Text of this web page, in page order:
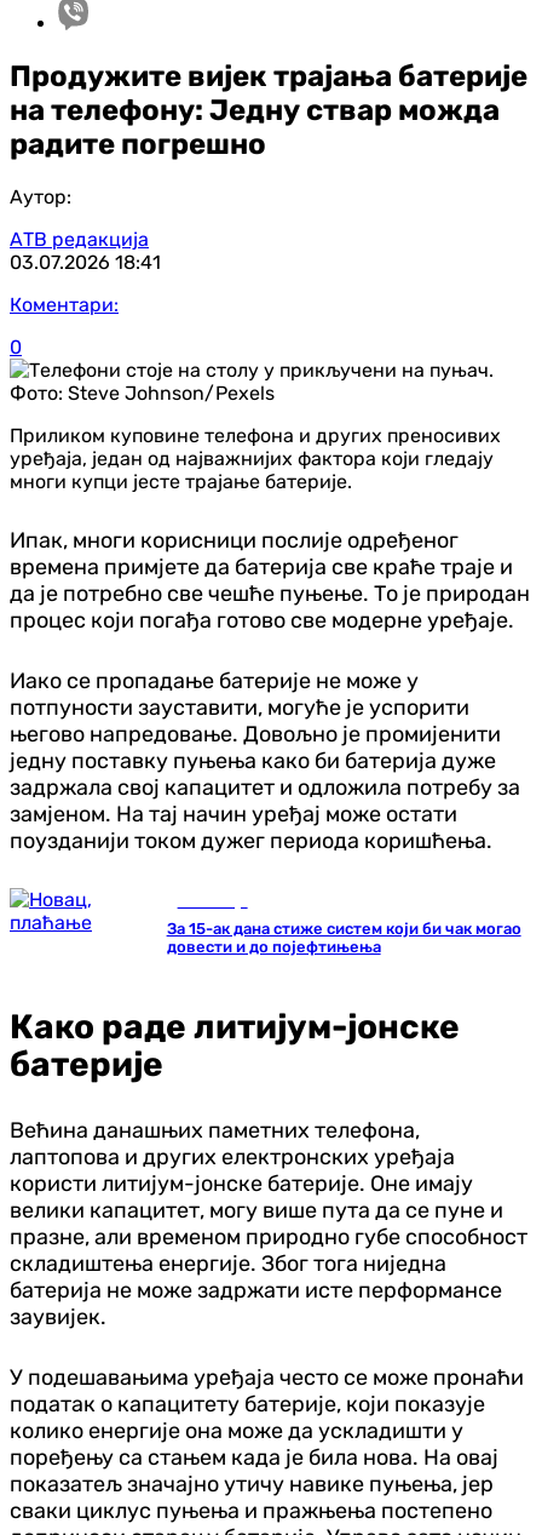
Продужите вијек трајања батерије
на телефону: Једну ствар можда
радите погрешно
Аутор:
АТВ редакција
03.07.2026 18:41
Коментари:
0
Фото: Steve Johnson/Pexels
Приликом куповине телефона и других преносивих
уређаја, један од најважнијих фактора који гледају
многи купци јесте трајање батерије.
Ипак, многи корисници послије одређеног
времена примјете да батерија све краће траје и
да је потребно све чешће пуњење. То је природан
процес који погађа готово све модерне уређаје.
Иако се пропадање батерије не може у
потпуности зауставити, могуће је успорити
његово напредовање. Довољно је промијенити
једну поставку пуњења како би батерија дуже
задржала свој капацитет и одложила потребу за
замјеном. На тај начин уређај може остати
поузданији током дужег периода коришћења.
За 15-ак дана стиже систем који би чак могао
довести и до појефтињења
Како раде литијум-јонске
батерије
Већина данашњих паметних телефона,
лаптопова и других електронских уређаја
користи литијум-јонске батерије. Оне имају
велики капацитет, могу више пута да се пуне и
празне, али временом природно губе способност
складиштења енергије. Због тога ниједна
батерија не може задржати исте перформансе
заувијек.
У подешавањима уређаја често се може пронаћи
податак о капацитету батерије, који показује
колико енергије она може да ускладишти у
поређењу са стањем када је била нова. На овај
показатељ значајно утичу навике пуњења, јер
сваки циклус пуњења и пражњења постепено